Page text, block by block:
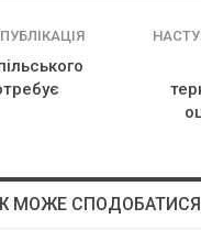
МОЖЕ СПОДОБАТИСЯ